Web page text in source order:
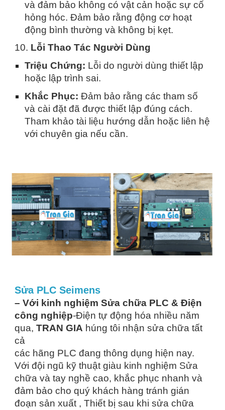
và đảm bảo không có vật cản hoặc sự cố
hỏng hóc. Đảm bảo rằng động cơ hoạt
động bình thường và không bị kẹt.
10. Lỗi Thao Tác Người Dùng
Triệu Chứng: Lỗi do người dùng thiết lập
hoặc lập trình sai.
Khắc Phục: Đảm bảo rằng các tham số
và cài đặt đã được thiết lập đúng cách.
Tham khảo tài liệu hướng dẫn hoặc liên hệ
với chuyên gia nếu cần.
Sửa PLC Seimens
– Với kinh nghiệm Sửa chữa PLC & Điện
công nghiệp-Điện tự động hóa nhiều năm
qua,TRAN GIA húng tôi nhận sửa chữa tất
cả
các hãng PLC đang thông dụng hiện nay.
Với đội ngũ kỹ thuật giàu kinh nghiệm Sửa
chữa và tay nghề cao, khắc phục nhanh và
đảm bảo cho quý khách hàng tránh gián
đoạn sản xuất , Thiết bị sau khi sửa chữa